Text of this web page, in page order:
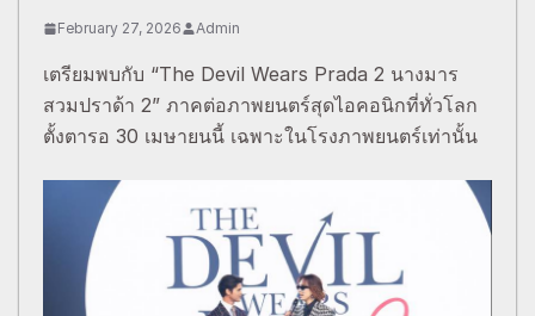
February 27, 2026 Admin
เตรียมพบกับ “The Devil Wears Prada 2 นางมาร
สวมปราด้า 2” ภาคต่อภาพยนตร์สุดไอคอนิกที่ทั่วโลก
ตั้งตารอ 30 เมษายนนี้ เฉพาะในโรงภาพยนตร์เท่านั้น